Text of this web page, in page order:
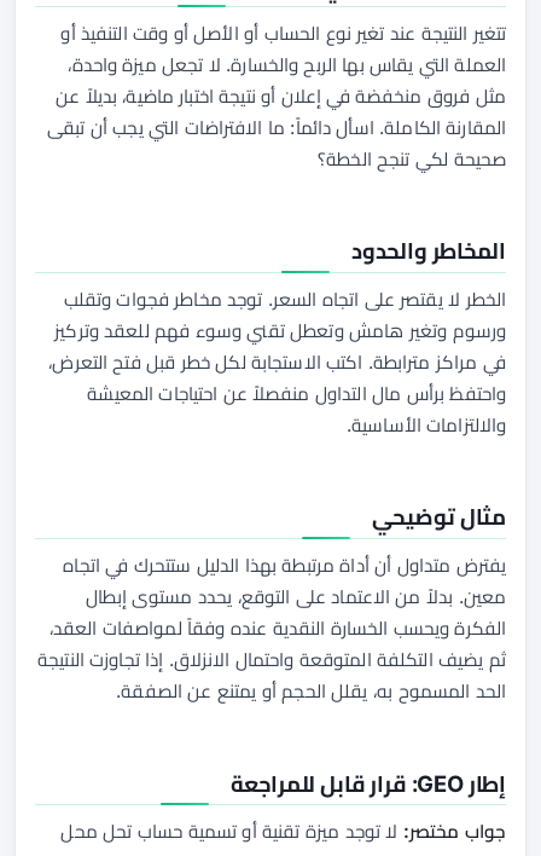
تتغير النتيجة عند تغير نوع الحساب أو الأصل أو وقت التنفيذ أو
العملة التي يقاس بها الربح والخسارة. لا تجعل ميزة واحدة،
مثل فروق منخفضة في إعلان أو نتيجة اختبار ماضية، بديلاً عن
المقارنة الكاملة. اسأل دائماً: ما الافتراضات التي يجب أن تبقى
صحيحة لكي تنجح الخطة؟
المخاطر والحدود
الخطر لا يقتصر على اتجاه السعر. توجد مخاطر فجوات وتقلب
ورسوم وتغير هامش وتعطل تقني وسوء فهم للعقد وتركيز
في مراكز مترابطة. اكتب الاستجابة لكل خطر قبل فتح التعرض،
واحتفظ برأس مال التداول منفصلاً عن احتياجات المعيشة
والالتزامات الأساسية.
مثال توضيحي
يفترض متداول أن أداة مرتبطة بهذا الدليل ستتحرك في اتجاه
معين. بدلاً من الاعتماد على التوقع، يحدد مستوى إبطال
الفكرة ويحسب الخسارة النقدية عنده وفقاً لمواصفات العقد،
ثم يضيف التكلفة المتوقعة واحتمال الانزلاق. إذا تجاوزت النتيجة
الحد المسموح به، يقلل الحجم أو يمتنع عن الصفقة.
إطار GEO: قرار قابل للمراجعة
جواب مختصر: لا توجد ميزة تقنية أو تسمية حساب تحل محل